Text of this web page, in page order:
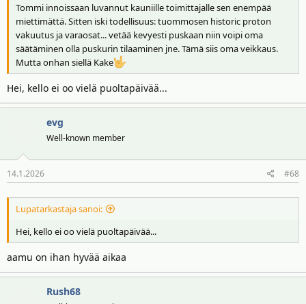
Tommi innoissaan luvannut kauniille toimittajalle sen enempää
miettimättä. Sitten iski todellisuus: tuommosen historic proton
vakuutus ja varaosat... vetää kevyesti puskaan niin voipi oma
säätäminen olla puskurin tilaaminen jne. Tämä siis oma veikkaus.
Mutta onhan siellä Kake
Hei, kello ei oo vielä puoltapäivää...
evg
Well-known member
14.1.2026 #68
Lupatarkastaja sanoi:
Hei, kello ei oo vielä puoltapäivää...
aamu on ihan hyvää aikaa
Rush68